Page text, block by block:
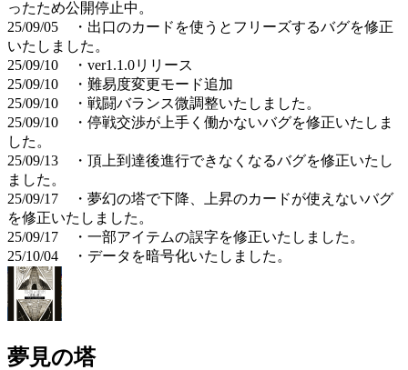
ったため公開停止中。
25/09/05 ・出口のカードを使うとフリーズするバグを修正
いたしました。
25/09/10 ・ver1.1.0リリース
25/09/10 ・難易度変更モード追加
25/09/10 ・戦闘バランス微調整いたしました。
25/09/10 ・停戦交渉が上手く働かないバグを修正いたしま
した。
25/09/13 ・頂上到達後進行できなくなるバグを修正いたし
ました。
25/09/17 ・夢幻の塔で下降、上昇のカードが使えないバグ
を修正いたしました。
25/09/17 ・一部アイテムの誤字を修正いたしました。
25/10/04 ・データを暗号化いたしました。
夢見の塔